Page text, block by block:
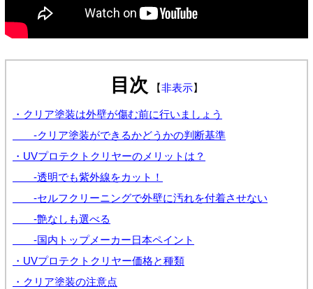
目次 【非表示】
・クリア塗装は外壁が傷む前に行いましょう
-クリア塗装ができるかどうかの判断基準
・UVプロテクトクリヤーのメリットは？
-透明でも紫外線をカット！
-セルフクリーニングで外壁に汚れを付着させない
-艶なしも選べる
-国内トップメーカー日本ペイント
・UVプロテクトクリヤー価格と種類
・クリア塗装の注意点